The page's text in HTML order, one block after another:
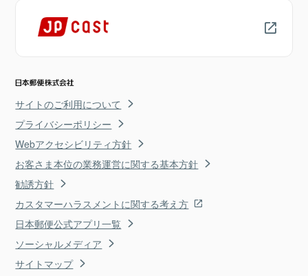
サイトのご利用について
プライバシーポリシー
Webアクセシビリティ方針
お客さま本位の業務運営に関する基本方針
勧誘方針
カスタマーハラスメントに関する考え方
日本郵便公式アプリ一覧
ソーシャルメディア
サイトマップ